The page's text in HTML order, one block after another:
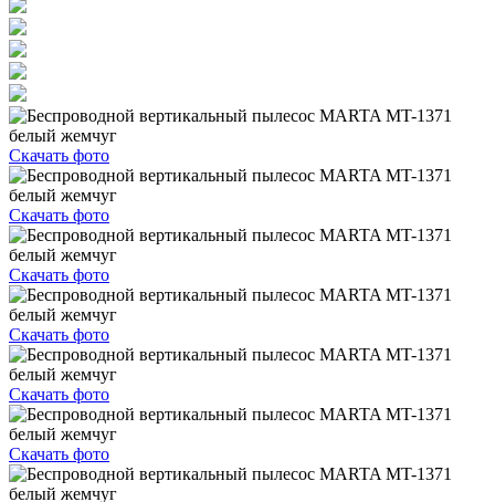
Скачать фото
Скачать фото
Скачать фото
Скачать фото
Скачать фото
Скачать фото